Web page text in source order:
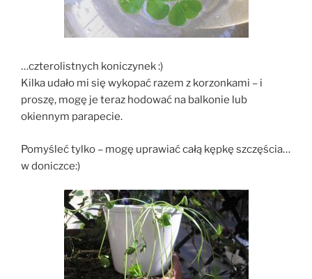
…czterolistnych koniczynek :)
Kilka udało mi się wykopać razem z korzonkami – i
proszę, mogę je teraz hodować na balkonie lub
okiennym parapecie.
Pomyśleć tylko – mogę uprawiać całą kępkę szczęścia…
w doniczce:)